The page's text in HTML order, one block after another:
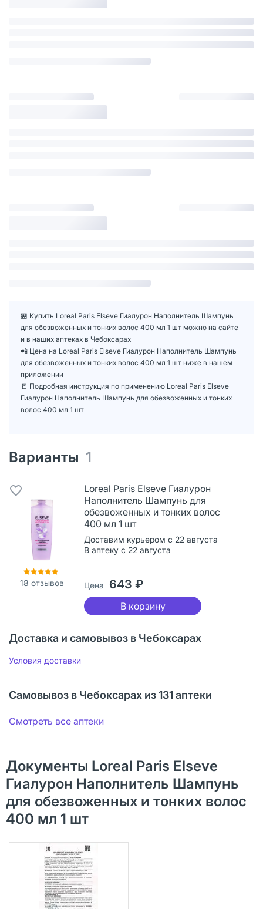
🏪 Купить Loreal Paris Elseve Гиалурон Наполнитель Шампунь
для обезвоженных и тонких волос 400 мл 1 шт можно на сайте
и в наших аптеках в Чебоксарах
📲 Цена на Loreal Paris Elseve Гиалурон Наполнитель Шампунь
для обезвоженных и тонких волос 400 мл 1 шт ниже в нашем
приложении
📒 Подробная инструкция по применению Loreal Paris Elseve
Гиалурон Наполнитель Шампунь для обезвоженных и тонких
волос 400 мл 1 шт
Варианты 1
18 отзывов
Loreal Paris Elseve Гиалурон
Наполнитель Шампунь для
обезвоженных и тонких волос
400 мл 1 шт
Доставим курьером с 22 августа
В аптеку с 22 августа
Цена 643 ₽
В корзину
Доставка и самовывоз в Чебоксарах
Условия доставки
Самовывоз в Чебоксарах из 131 аптеки
Смотреть все аптеки
Документы Loreal Paris Elseve
Гиалурон Наполнитель Шампунь
для обезвоженных и тонких волос
400 мл 1 шт